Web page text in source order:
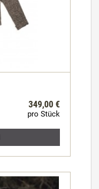
349,00 €
pro Stück